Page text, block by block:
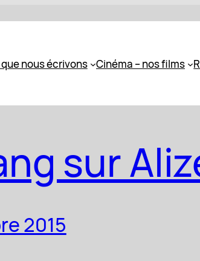
nous écrivons
Cinéma – nos films
sur
2015